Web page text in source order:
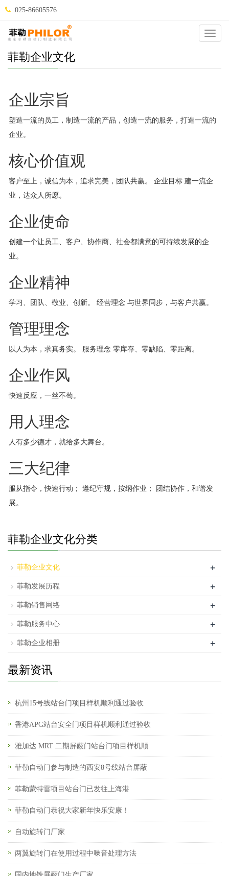
025-86605576
菲勒企业文化
企业宗旨
塑造一流的员工，制造一流的产品，创造一流的服务，打造一流的
企业。
核心价值观
客户至上，诚信为本，追求完美，团队共赢。 企业目标 建一流企
业，达众人所愿。
企业使命
创建一个让员工、客户、协作商、社会都满意的可持续发展的企
业。
企业精神
学习、团队、敬业、创新。 经营理念 与世界同步，与客户共赢。
管理理念
以人为本，求真务实。 服务理念 零库存、零缺陷、零距离。
企业作风
快速反应，一丝不苟。
用人理念
人有多少德才，就给多大舞台。
三大纪律
服从指令，快速行动； 遵纪守规，按纲作业； 团结协作，和谐发
展。
菲勒企业文化分类
菲勒企业文化 +
菲勒发展历程 +
菲勒销售网络 +
菲勒服务中心 +
菲勒企业相册 +
最新资讯
杭州15号线站台门项目样机顺利通过验收
香港APG站台安全门项目样机顺利通过验收
雅加达 MRT 二期屏蔽门站台门项目样机顺
菲勒自动门参与制造的西安8号线站台屏蔽
菲勒蒙特雷项目站台门已发往上海港
菲勒自动门恭祝大家新年快乐安康！
自动旋转门厂家
两翼旋转门在使用过程中噪音处理方法